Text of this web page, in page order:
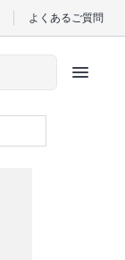
よくあるご質問
menu